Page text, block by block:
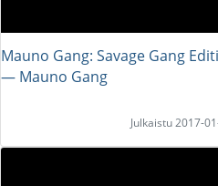
Mauno Gang: Savage Gang
― Mauno Gang
Julkaistu 2017-